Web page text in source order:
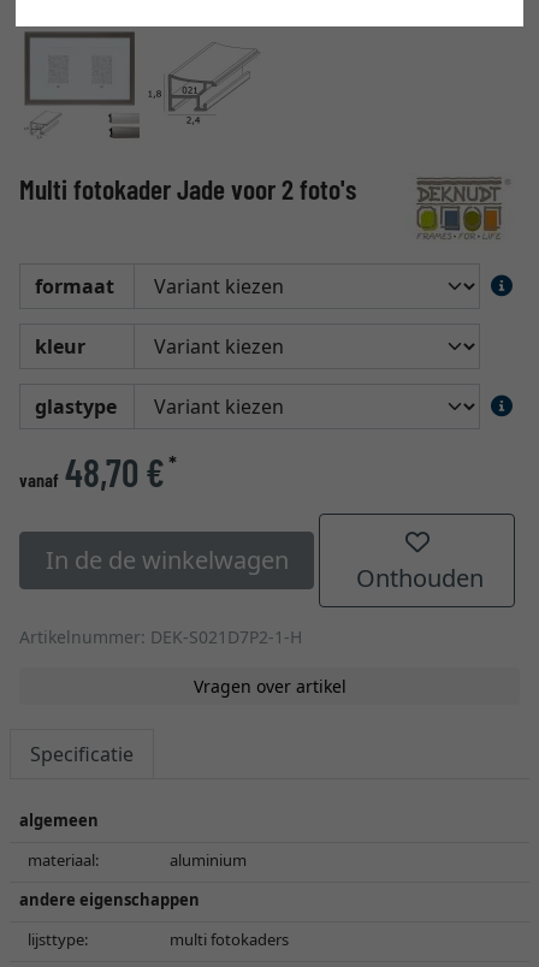
Multi fotokader Jade voor 2 foto's
formaat
kleur
glastype
vanaf 48,70 €*
In de de winkelwagen
Onthouden
Artikelnummer: DEK-S021D7P2-1-H
Vragen over artikel
Specificatie
algemeen
materiaal:
aluminium
andere eigenschappen
lijsttype:
multi fotokaders